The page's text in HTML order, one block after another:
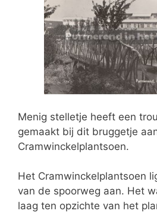
Menig stelletje heeft een
gemaakt bij dit bruggetje
Cramwinckelplantsoen.
Het Cramwinckelplantsoen
van de spoorweg aan. Het
laag ten opzichte van het